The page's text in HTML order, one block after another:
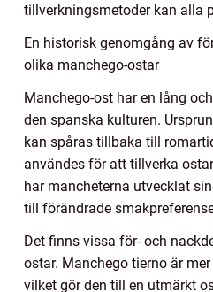
tillverkningsmetoder kan alla
En historisk genomgång av
olika manchego-ostar
Manchego-ost har en lång
den spanska kulturen.
kan spåras tillbaka till
användes för att tillverka
har mancheterna utvecklat
till förändrade
Det finns vissa för- och
ostar. Manchego tierno är
vilket gör den till en utmärkt